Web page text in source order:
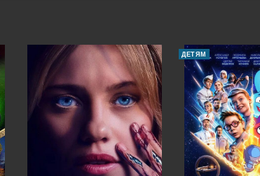
ДЕТЯМ